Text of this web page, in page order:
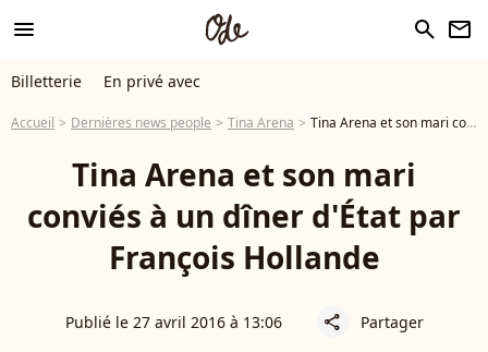
menu search newsletter
Billetterie En privé avec
Accueil Dernières news people Tina Arena Tina Arena et son mari conviés à un dîner d'État par François Hollande
Tina Arena et son mari
conviés à un dîner d'État par
François Hollande
Publié le 27 avril 2016 à 13:06 share Partager